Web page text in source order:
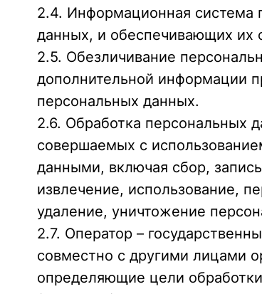
2.4. Информационная система
данных, и обеспечивающих их
2.5. Обезличивание
дополнительной информации
персональных данных.
2.6. Обработка персональных
совершаемых с
данными, включая сбор,
извлечение, использование,
удаление, уничтожение
2.7. Оператор –
совместно с другими лицами
определяющие цели